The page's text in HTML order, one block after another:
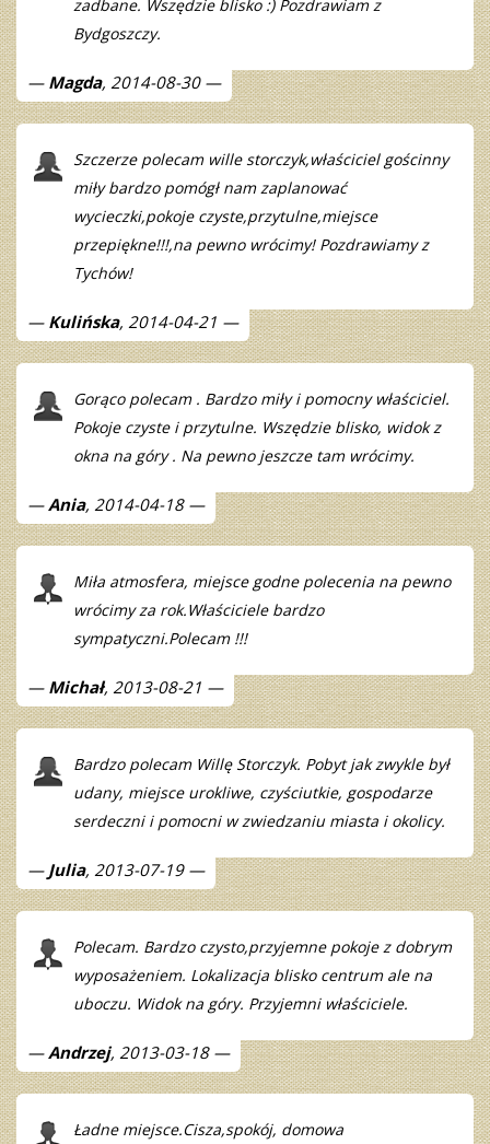
zadbane. Wszędzie blisko :) Pozdrawiam z
Bydgoszczy.
Magda, 2014-08-30
Szczerze polecam wille storczyk,właściciel gościnny
miły bardzo pomógł nam zaplanować
wycieczki,pokoje czyste,przytulne,miejsce
przepiękne!!!,na pewno wrócimy! Pozdrawiamy z
Tychów!
Kulińska, 2014-04-21
Gorąco polecam . Bardzo miły i pomocny właściciel.
Pokoje czyste i przytulne. Wszędzie blisko, widok z
okna na góry . Na pewno jeszcze tam wrócimy.
Ania, 2014-04-18
Miła atmosfera, miejsce godne polecenia na pewno
wrócimy za rok.Właściciele bardzo
sympatyczni.Polecam !!!
Michał, 2013-08-21
Bardzo polecam Willę Storczyk. Pobyt jak zwykle był
udany, miejsce urokliwe, czyściutkie, gospodarze
serdeczni i pomocni w zwiedzaniu miasta i okolicy.
Julia, 2013-07-19
Polecam. Bardzo czysto,przyjemne pokoje z dobrym
wyposażeniem. Lokalizacja blisko centrum ale na
uboczu. Widok na góry. Przyjemni właściciele.
Andrzej, 2013-03-18
Ładne miejsce.Cisza,spokój, domowa